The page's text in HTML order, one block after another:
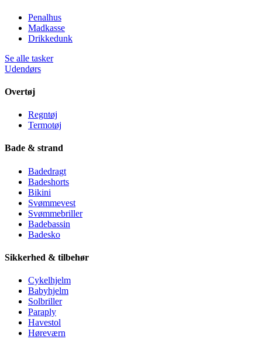
Penalhus
Madkasse
Drikkedunk
Se alle tasker
Udendørs
Overtøj
Regntøj
Termotøj
Bade & strand
Badedragt
Badeshorts
Bikini
Svømmevest
Svømmebriller
Badebassin
Badesko
Sikkerhed & tilbehør
Cykelhjelm
Babyhjelm
Solbriller
Paraply
Havestol
Høreværn